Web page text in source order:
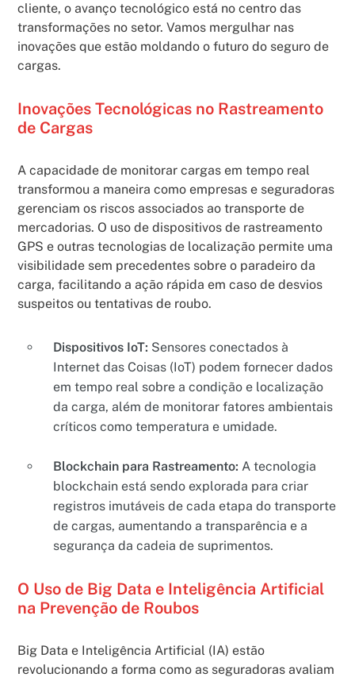
cliente, o avanço tecnológico está no centro das
transformações no setor. Vamos mergulhar nas
inovações que estão moldando o futuro do seguro de
cargas.
Inovações Tecnológicas no Rastreamento
de Cargas
A capacidade de monitorar cargas em tempo real
transformou a maneira como empresas e seguradoras
gerenciam os riscos associados ao transporte de
mercadorias. O uso de dispositivos de rastreamento
GPS e outras tecnologias de localização permite uma
visibilidade sem precedentes sobre o paradeiro da
carga, facilitando a ação rápida em caso de desvios
suspeitos ou tentativas de roubo.
Dispositivos IoT: Sensores conectados à
Internet das Coisas (IoT) podem fornecer dados
em tempo real sobre a condição e localização
da carga, além de monitorar fatores ambientais
críticos como temperatura e umidade.
Blockchain para Rastreamento: A tecnologia
blockchain está sendo explorada para criar
registros imutáveis de cada etapa do transporte
de cargas, aumentando a transparência e a
segurança da cadeia de suprimentos.
O Uso de Big Data e Inteligência Artificial
na Prevenção de Roubos
Big Data e Inteligência Artificial (IA) estão
revolucionando a forma como as seguradoras avaliam